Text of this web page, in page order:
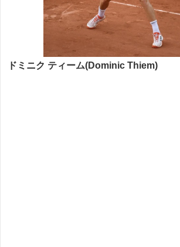
ドミニク ティーム(Dominic Thiem)